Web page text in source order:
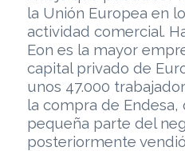
la Unión Europea en
actividad comercial.
Eon es la mayor
capital privado de
unos 47.000
la compra de
pequeña parte del
posteriormente